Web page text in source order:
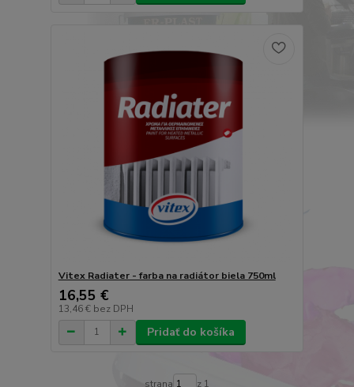
Vitex Radiater - farba na radiátor biela 750ml
16,55 €
13,46 € bez DPH
Pridať do košíka
strana z 1